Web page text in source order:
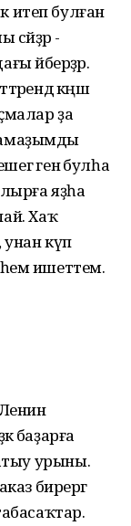
итеп булған
-
әйберҙәр.
кәңәш
ҙа
генә булһа
яҙһа
Хаҡ
унан күп
ишеттем.
баҙарға
урыны.
бирергә